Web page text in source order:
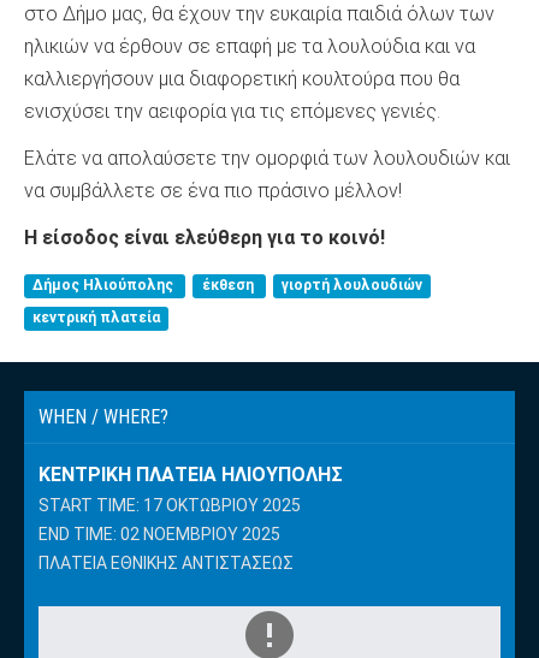
στο Δήμο μας, θα έχουν την ευκαιρία παιδιά όλων των
ηλικιών να έρθουν σε επαφή με τα λουλούδια και να
καλλιεργήσουν μια διαφορετική κουλτούρα που θα
ενισχύσει την αειφορία για τις επόμενες γενιές.
Ελάτε να απολαύσετε την ομορφιά των λουλουδιών και
να συμβάλλετε σε ένα πιο πράσινο μέλλον!
Η είσοδος είναι ελεύθερη για το κοινό!
Δήμος Ηλιούπολης έκθεση
γιορτή λουλουδιών
κεντρική πλατεία
WHEN / WHERE?
ΚΕΝΤΡΙΚΉ ΠΛΑΤΕΊΑ ΗΛΙΟΎΠΟΛΗΣ
START TIME: 17 ΟΚΤΩΒΡΊΟΥ 2025
END TIME: 02 ΝΟΕΜΒΡΊΟΥ 2025
ΠΛΑΤΕΊΑ ΕΘΝΙΚΉΣ ΑΝΤΙΣΤΆΣΕΩΣ